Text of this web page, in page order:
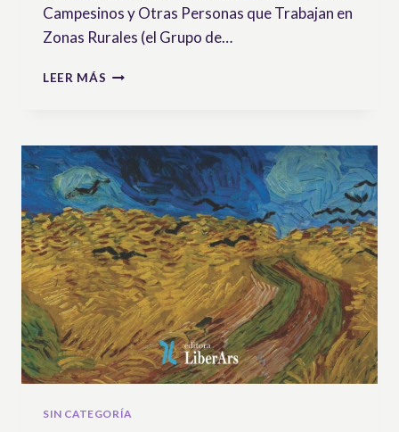
Campesinos y Otras Personas que Trabajan en
Zonas Rurales (el Grupo de…
LEER MÁS TRABAJO
LA
PRIMERA
SESIÓN
PRESENCIAL
DEL
GRUPO
DE
TRABAJO
SOBRE
DERECHOS
CAMPESINOS
DE
LA
EN
SIN CATEGORÍA